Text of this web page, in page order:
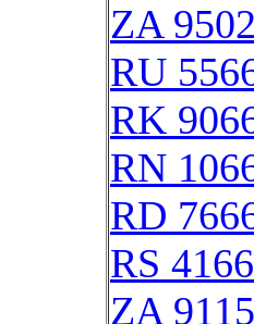
ZA
RU
RK
RN
RD
RS
ZA